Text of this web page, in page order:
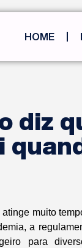
HOME
diz
muito
a
para